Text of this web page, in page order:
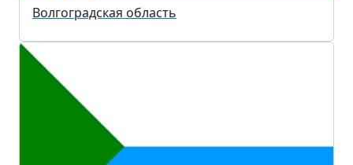
Волгоградская область